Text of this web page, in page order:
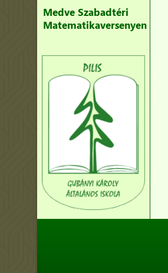
Medve Szabadtéri
Matematikaversenyen